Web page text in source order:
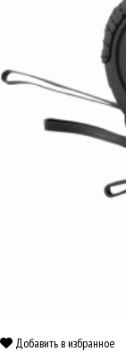
Добавить в избранное